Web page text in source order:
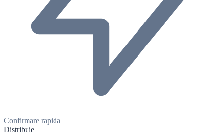
Confirmare rapida
Distribuie